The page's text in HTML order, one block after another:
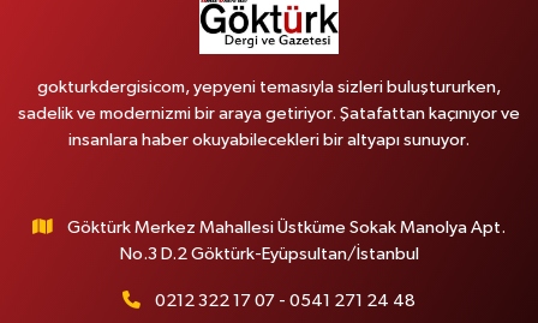
gokturkdergisicom, yepyeni temasıyla sizleri buluştururken,
sadelik ve modernizmi bir araya getiriyor. Şatafattan kaçınıyor ve
insanlara haber okuyabilecekleri bir altyapı sunuyor.
Göktürk Merkez Mahallesi Üstküme Sokak Manolya Apt.
No.3 D.2 Göktürk-Eyüpsultan/İstanbul
0212 322 17 07 - 0541 271 24 48